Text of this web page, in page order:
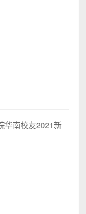
华南校友2021新